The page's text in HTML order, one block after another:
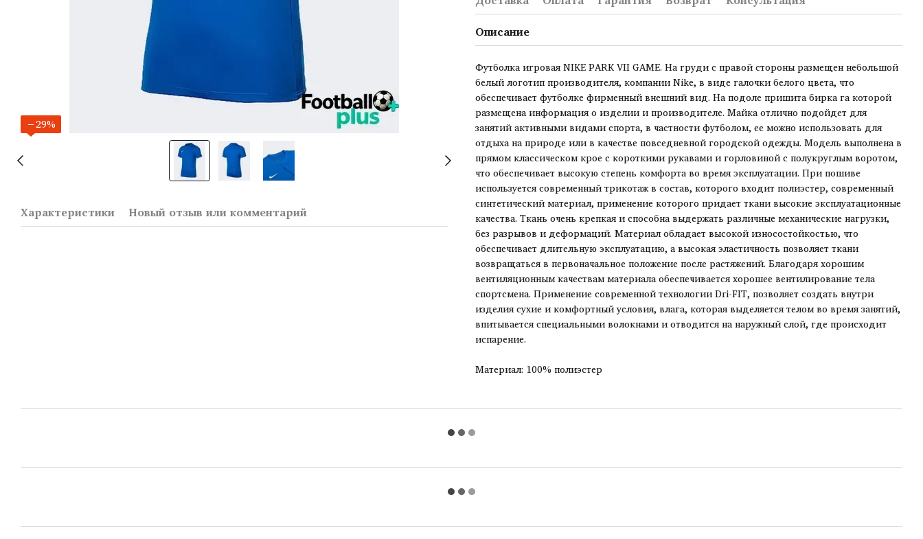
−29%
Характеристики Новый отзыв или комментарий
Описание
Футболка игровая NIKE PARK VII GAME. На груди с правой стороны размещен небольшой
белый логотип производителя, компании Nike, в виде галочки белого цвета, что
обеспечивает футболке фирменный внешний вид. На подоле пришита бирка га которой
размещена информация о изделии и производителе. Майка отлично подойдет для
занятий активными видами спорта, в частности футболом, ее можно использовать для
отдыха на природе или в качестве повседневной городской одежды. Модель выполнена в
прямом классическом крое с короткими рукавами и горловиной с полукруглым воротом,
что обеспечивает высокую степень комфорта во время эксплуатации. При пошиве
используется современный трикотаж в состав, которого входит полиэстер, современный
синтетический материал, применение которого придает ткани высокие эксплуатационные
качества. Ткань очень крепкая и способна выдержать различные механические нагрузки,
без разрывов и деформаций. Материал обладает высокой износостойкостью, что
обеспечивает длительную эксплуатацию, а высокая эластичность позволяет ткани
возвращаться в первоначальное положение после растяжений. Благодаря хорошим
вентиляционным качествам материала обеспечивается хорошее вентилирование тела
спортсмена. Применение современной технологии Dri-FIT, позволяет создать внутри
изделия сухие и комфортный условия, влага, которая выделяется телом во время занятий,
впитывается специальными волокнами и отводится на наружный слой, где происходит
испарение.
Материал: 100% полиэстер